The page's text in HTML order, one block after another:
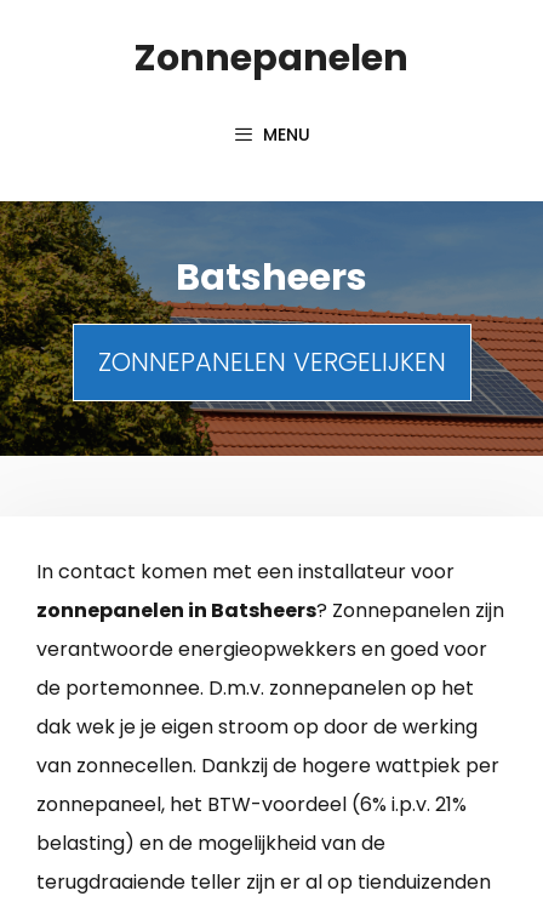
Zonnepanelen
MENU
Batsheers
ZONNEPANELEN VERGELIJKEN
In contact komen met een installateur voor
zonnepanelen in Batsheers? Zonnepanelen zijn
verantwoorde energieopwekkers en goed voor
de portemonnee. D.m.v. zonnepanelen op het
dak wek je je eigen stroom op door de werking
van zonnecellen. Dankzij de hogere wattpiek per
zonnepaneel, het BTW-voordeel (6% i.p.v. 21%
belasting) en de mogelijkheid van de
terugdraaiende teller zijn er al op tienduizenden